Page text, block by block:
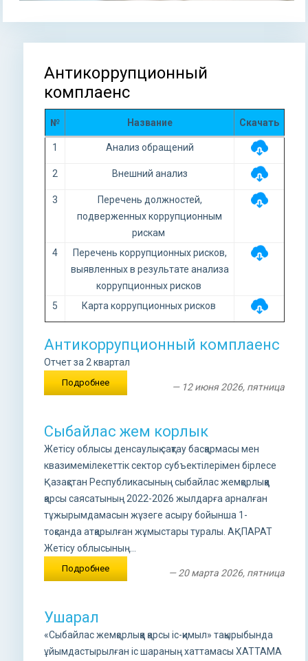
Вы здесь
Антикоррупционный
комплаенс
№ Название Скачать
1 Анализ обращений
2 Внешний анализ
3
Перечень должностей,
подверженных коррупционным
рискам
4
Перечень коррупционных рисков,
выявленных в результате анализа
коррупционных рисков
5
Карта коррупционных рисков
Антикоррупционный комплаенс
Отчет за 2 квартал
Подробнее — 12 июня 2026, пятница
Сыбайлас жем корлык
Жетісу облысы денсаулық сақтау басқармасы мен
квазимемілекеттік сектор субъектілерімен бірлесе
Қазақстан Республикасының сыбайлас жемқорлыққа
қарсы саясатының 2022-2026 жылдарға арналған
тұжырымдамасын жұзеге асыру бойынша 1-
тоқсанда атқарылған жұмыстары туралы. АҚПАРАТ
Жетісу облысының...
Подробнее — 20 марта 2026, пятница
Ушарал
«Сыбайлас жемқорлыққа қарсы іс-қимыл» тақырыбында
ұйымдастырылған іс шараның хаттамасы ХАТТАМА